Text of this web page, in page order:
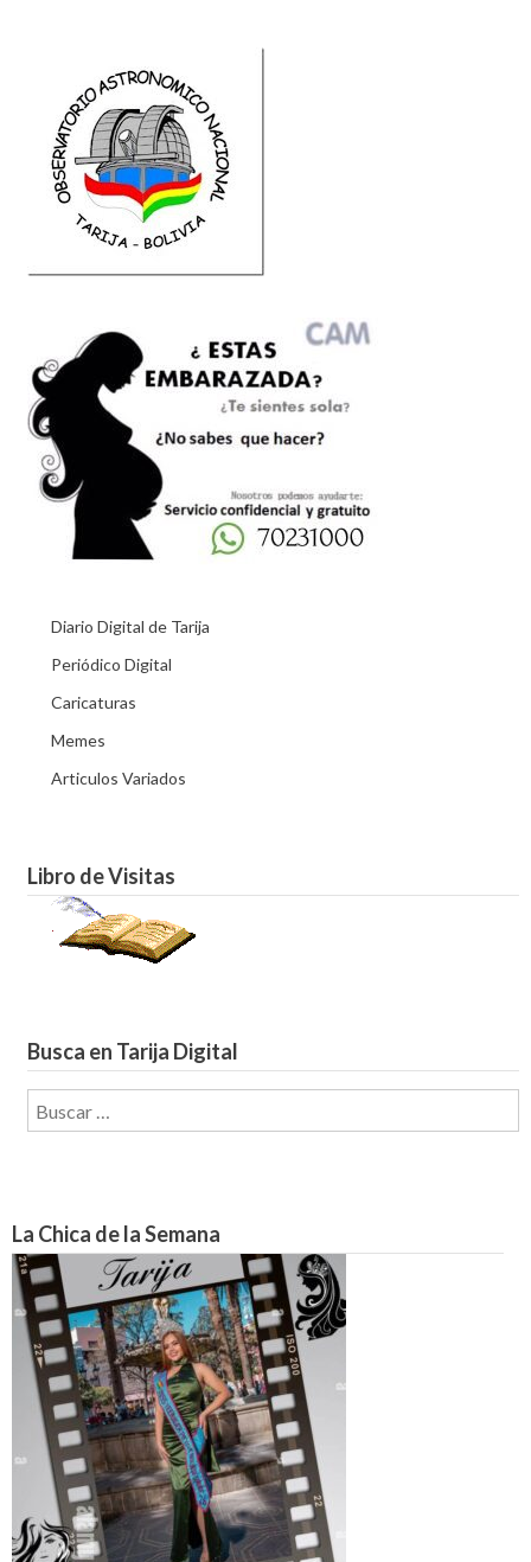
Diario Digital de Tarija
Periódico Digital
Caricaturas
Memes
Articulos Variados
Libro de Visitas
Busca en Tarija Digital
Buscar:
La Chica de la Semana